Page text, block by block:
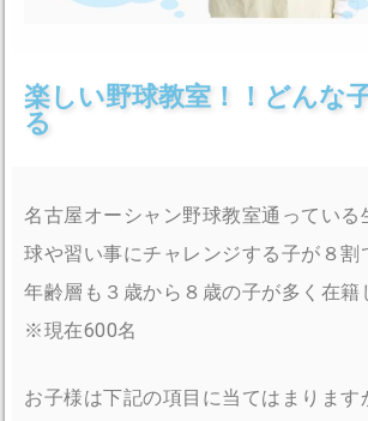
楽しい野球教室！！どんな
る
名古屋オーシャン野球教室通っている
球や習い事にチャレンジする子が８割
年齢層も３歳から８歳の子が多く在籍
※現在600名
お子様は下記の項目に当てはまります